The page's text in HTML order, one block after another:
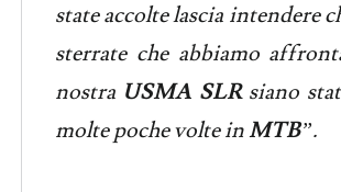
state accolte lascia intendere
sterrate che abbiamo
nostra USMA SLR siano
molte poche volte inMTB”.